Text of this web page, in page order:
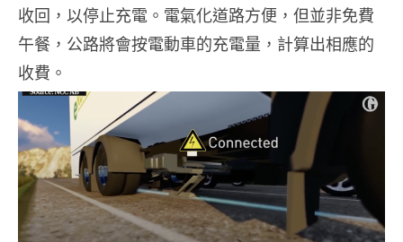
收回，以停止充電。電氣化道路方便，但並非免費
午餐，公路將會按電動車的充電量，計算出相應的
收費。